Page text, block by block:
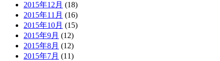
2015年12月 (18)
2015年11月 (16)
2015年10月 (15)
2015年9月 (12)
2015年8月 (12)
2015年7月 (11)